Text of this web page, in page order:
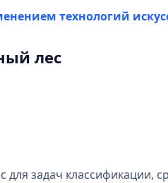
технологий
лес
задач классификации,